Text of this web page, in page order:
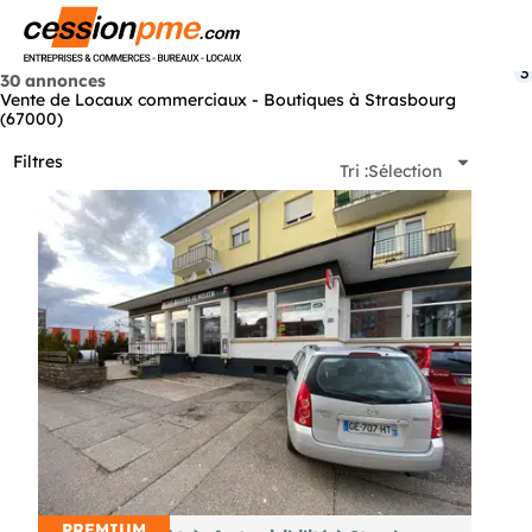
30 annonces
Vente de Locaux commerciaux - Boutiques à Strasbourg
(67000)
Filtres
3
Tri :Sélection